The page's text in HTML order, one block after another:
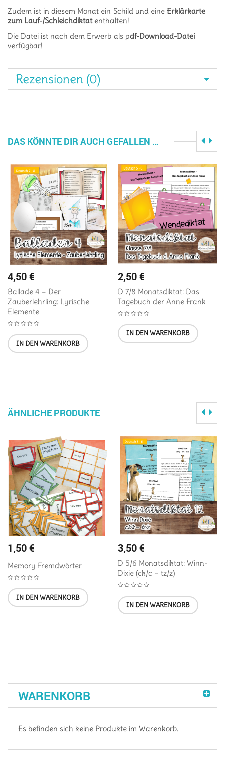
Zudem ist in diesem Monat ein Schild und eine Erklärkarte
zum Lauf-/Schleichdiktatenthalten!
Die Datei ist nach dem Erwerb als pdf-Download-Datei
verfügbar!
Rezensionen (0)
DAS KÖNNTE DIR AUCH GEFALLEN …
4,50€
Ballade 4 – Der
Zauberlehrling: Lyrische
Elemente
IN DEN WARENKORB
2,50€
D 7/8 Monatsdiktat: Das
Tagebuch der Anne Frank
IN DEN WARENKORB
ÄHNLICHE PRODUKTE
1,50€
Memory Fremdwörter
IN DEN WARENKORB
3,50€
D 5/6 Monatsdiktat: Winn-
Dixie (ck/c – tz/z)
IN DEN WARENKORB
WARENKORB
Es befinden sich keine Produkte im Warenkorb.